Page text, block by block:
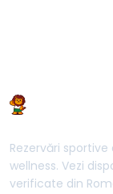
Rezervări
wellness. Vezi
verificate din